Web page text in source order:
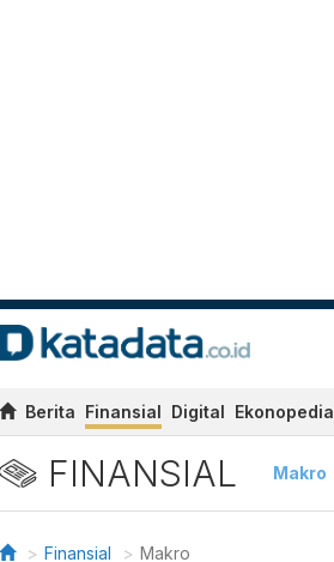
Berita Finansial Digital Ekonopedia
FINANSIAL Makro
Finansial Makro